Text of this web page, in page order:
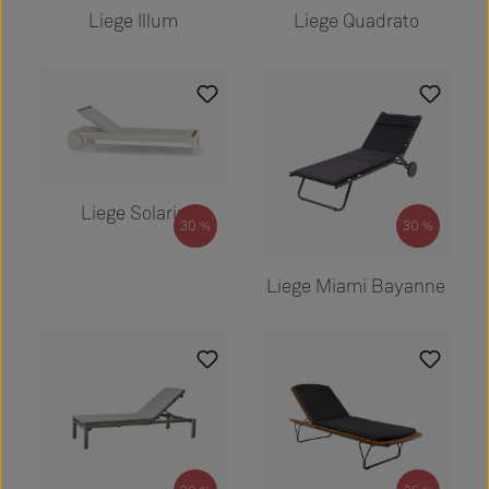
Liege Illum Liege Quadrato
30 %
Liege Solaris 30 %
Regulärer Preis:
599,00 €
Liege Miami Bayanne